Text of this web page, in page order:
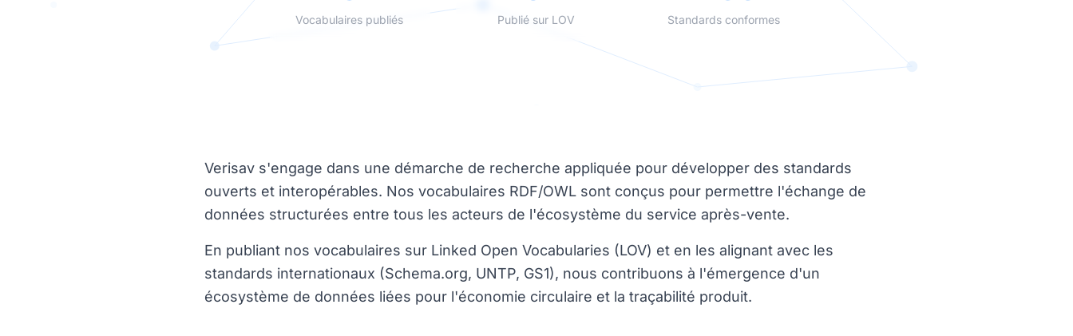
Vocabulaires publiés Publié sur LOV Standards conformes
Verisav s'engage dans une démarche de recherche appliquée pour développer des standards
ouverts et interopérables. Nos vocabulaires RDF/OWL sont conçus pour permettre l'échange de
données structurées entre tous les acteurs de l'écosystème du service après-vente.
En publiant nos vocabulaires sur Linked Open Vocabularies (LOV) et en les alignant avec les
standards internationaux (Schema.org, UNTP, GS1), nous contribuons à l'émergence d'un
écosystème de données liées pour l'économie circulaire et la traçabilité produit.